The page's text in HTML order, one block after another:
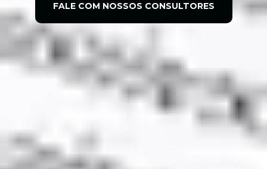
FALE COM NOSSOS CONSULTORES